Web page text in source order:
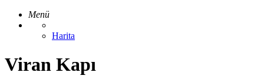
Menü
Harita
Viran Kapı